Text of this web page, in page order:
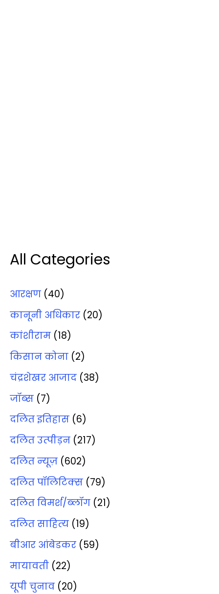
All Categories
आरक्षण (40)
कानूनी अधिकार (20)
कांशीराम (18)
किसान कोना (2)
चंद्रशेखर आजाद (38)
जॉब्‍स (7)
दलित इतिहास (6)
दलित उत्‍पीड़न (217)
दलित न्‍यूज़ (602)
दलित पॉलिटिक्‍स (79)
दलित विमर्श/ब्‍लॉग (21)
दलित साहित्‍य (19)
बीआर आंबेडकर (59)
मायावती (22)
यूपी चुनाव (20)